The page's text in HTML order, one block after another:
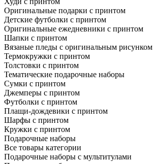
Оригинальные подарки с принтом
Детские футболки с принтом
Оригинальные ежедневники с принтом
Шапки с принтом
Вязаные пледы с оригинальным рисунком
Термокружки с принтом
Толстовки с принтом
Тематические подарочные наборы
Сумки с принтом
Джемперы с принтом
Футболки с принтом
Плащи-дождевики с принтом
Шарфы с принтом
Кружки с принтом
Подарочные наборы
Все товары категории
Подарочные наборы с мультитулами